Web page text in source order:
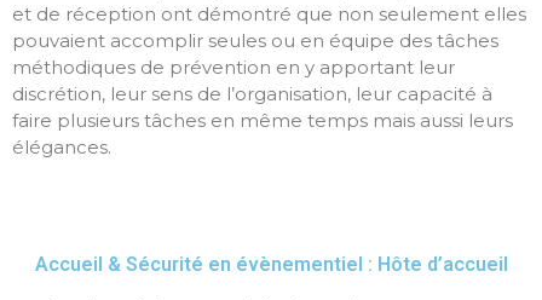
et de réception ont démontré que non seulement elles
pouvaient accomplir seules ou en équipe des tâches
méthodiques de prévention en y apportant leur
discrétion, leur sens de l’organisation, leur capacité à
faire plusieurs tâches en même temps mais aussi leurs
élégances.
Accueil & Sécurité en évènementiel : Hôte d’accueil